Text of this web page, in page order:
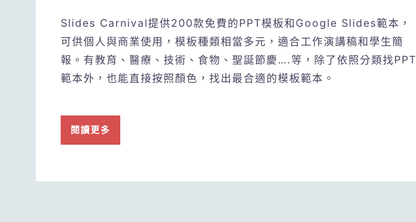
Slides Carnival提供200款免費的PPT模板和Google Slides範本，
可供個人與商業使用，模板種類相當多元，適合工作演講稿和學生簡
報。有教育、醫療、技術、食物、聖誕節慶….等，除了依照分類找PPT
範本外，也能直接按照顏色，找出最合適的模板範本。
閱讀更多